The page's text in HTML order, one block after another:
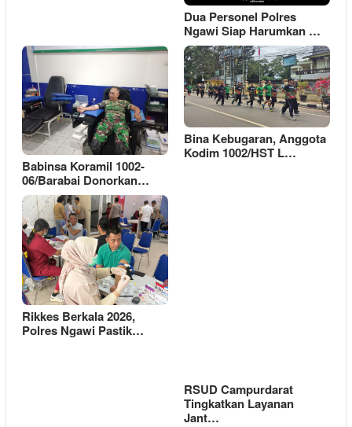
Dua Personel Polres
Ngawi Siap Harumkan …
Babinsa Koramil 1002-
06/Barabai Donorkan…
Bina Kebugaran, Anggota
Kodim 1002/HST L…
Rikkes Berkala 2026,
Polres Ngawi Pastik…
RSUD Campurdarat
Tingkatkan Layanan
Jant…